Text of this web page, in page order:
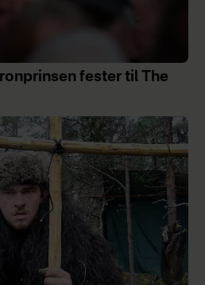
fester til The